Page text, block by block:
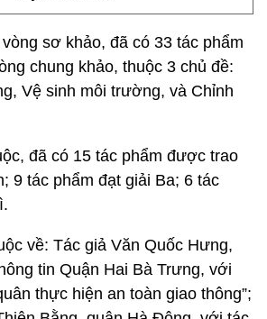
sơ khảo, đã có 33 tác phẩm
chung khảo, thuộc 3 chủ đề:
Vệ sinh môi trường, và Chỉnh
đã có 15 tác phẩm được trao
9 tác phẩm đạt giải Ba; 6 tác
về: Tác giả Văn Quốc Hưng,
tin Quận Hai Bà Trưng, với
thực hiện an toàn giao thông”;